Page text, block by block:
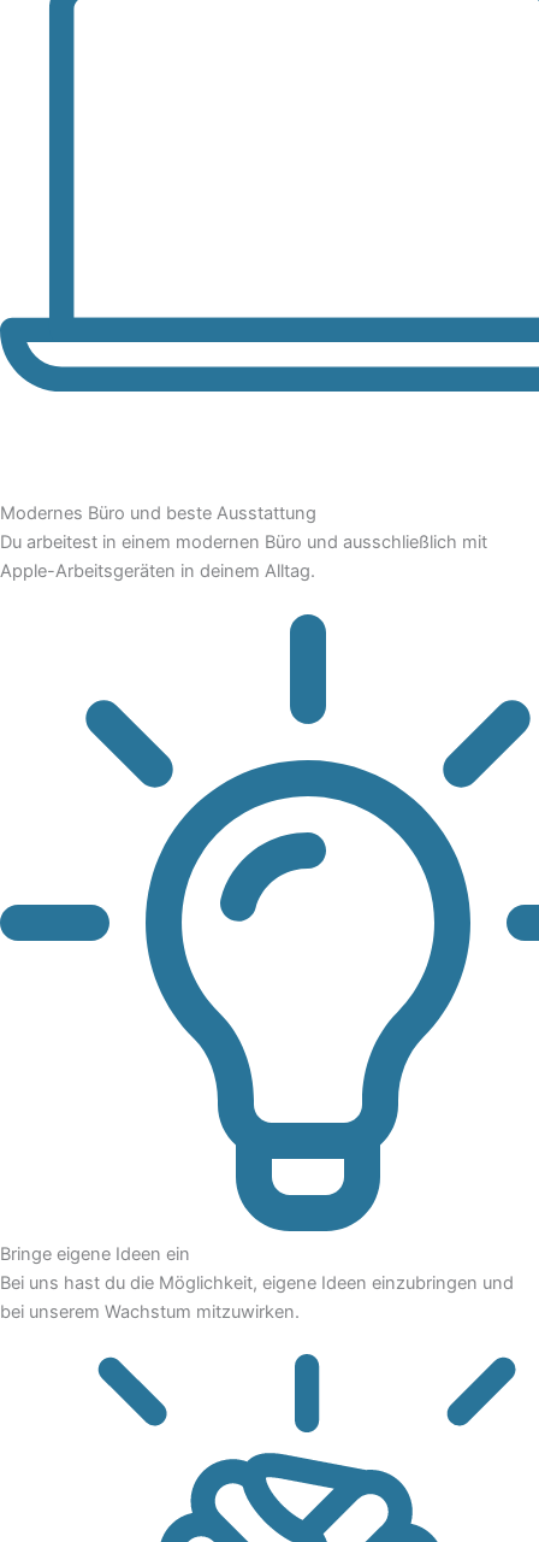
Modernes Büro und beste Ausstattung
Du arbeitest in einem modernen Büro und ausschließlich mit
Apple-Arbeitsgeräten in deinem Alltag.
Bringe eigene Ideen ein
Bei uns hast du die Möglichkeit, eigene Ideen einzubringen und
bei unserem Wachstum mitzuwirken.